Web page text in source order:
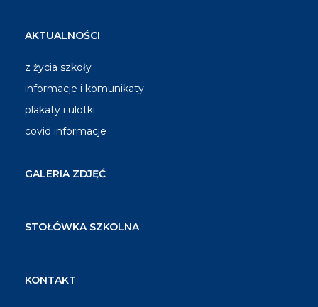
AKTUALNOŚCI
z życia szkoły
informacje i komunikaty
plakaty i ulotki
covid informacje
GALERIA ZDJĘĆ
STOŁÓWKA SZKOLNA
KONTAKT